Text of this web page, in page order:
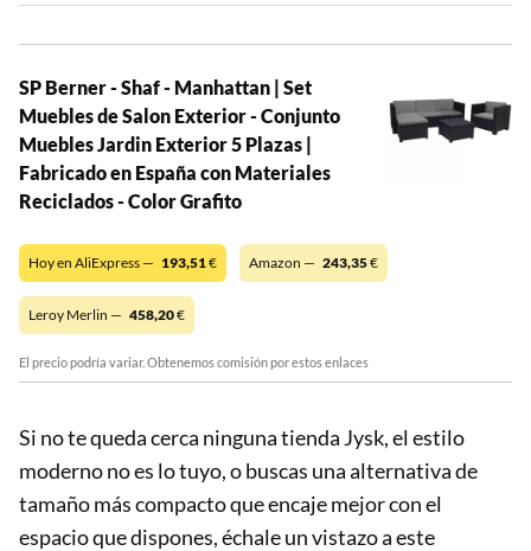
SP Berner - Shaf - Manhattan | Set
Muebles de Salon Exterior - Conjunto
Muebles Jardin Exterior 5 Plazas |
Fabricado en España con Materiales
Reciclados - Color Grafito
Hoy en AliExpress — 193,51€ Amazon — 243,35€
Leroy Merlin — 458,20€
El precio podría variar. Obtenemos comisión por estos enlaces
Si no te queda cerca ninguna tienda Jysk, el estilo
moderno no es lo tuyo, o buscas una alternativa de
tamaño más compacto que encaje mejor con el
espacio que dispones, échale un vistazo a este